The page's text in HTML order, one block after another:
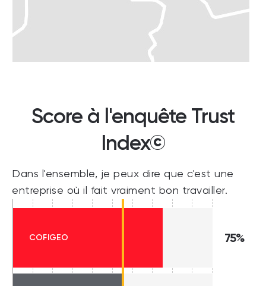
Score à l'enquête Trust
Index©
Dans l'ensemble, je peux dire que c'est une
entreprise où il fait vraiment bon travailler.
COFIGEO 75%